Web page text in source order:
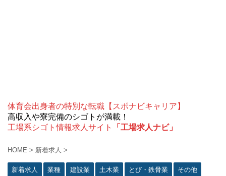
体育会出身者の特別な転職【スポナビキャリア】
高収入や寮完備のシゴトが満載！
工場系シゴト情報求人サイト
「工場求人ナビ」
HOME > 新着求人 >
新着求人 業種 建設業 土木業 とび・鉄骨業 その他